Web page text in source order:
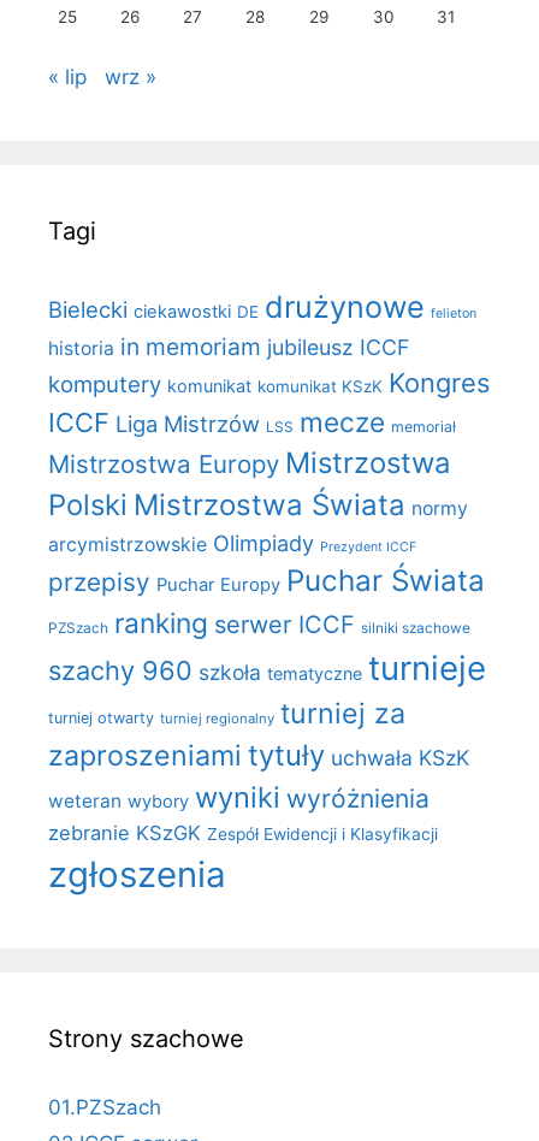
25 26 27 28 29 30 31
« lip wrz »
Tagi
Bielecki ciekawostki DE drużynowe felieton
historia in memoriam jubileusz ICCF
komputery komunikat komunikat KSzK Kongres
ICCF Liga Mistrzów LSS mecze memoriał
Mistrzostwa Europy Mistrzostwa
Polski Mistrzostwa Świata normy
arcymistrzowskie Olimpiady Prezydent ICCF
przepisy Puchar Europy Puchar Świata
PZSzach ranking serwer ICCF silniki szachowe
szachy 960 szkoła tematyczne turnieje
turniej otwarty turniej regionalny turniej za
zaproszeniami tytuły uchwała KSzK
weteran wybory wyniki wyróżnienia
zebranie KSzGK Zespół Ewidencji i Klasyfikacji
zgłoszenia
Strony szachowe
01.PZSzach